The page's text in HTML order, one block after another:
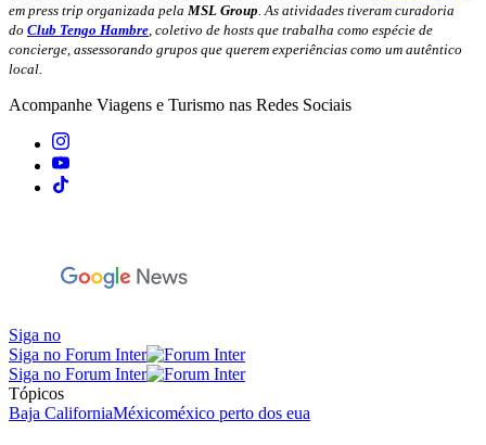
em press trip organizada pela MSL Group . As atividades tiveram curadoria
do Club Tengo Hambre , coletivo de hosts que trabalha como espécie de
concierge, assessorando grupos que querem experiências como um autêntico
local.
Acompanhe Viagens e Turismo nas Redes Sociais
Siga no
Siga no Forum Inter
Siga no Forum Inter
Tópicos
Baja CaliforniaMéxicoméxico perto dos eua